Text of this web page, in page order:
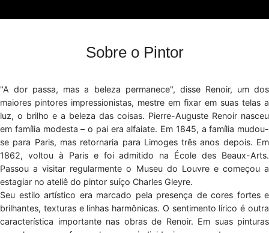
Sobre o Pintor
"A dor passa, mas a beleza permanece", disse Renoir, um dos
maiores pintores impressionistas, mestre em fixar em suas telas a
luz, o brilho e a beleza das coisas. Pierre-Auguste Renoir nasceu
em família modesta – o pai era alfaiate. Em 1845, a família mudou-
se para Paris, mas retornaria para Limoges três anos depois. Em
1862, voltou à Paris e foi admitido na École des Beaux-Arts.
Passou a visitar regularmente o Museu do Louvre e começou a
estagiar no ateliê do pintor suíço Charles Gleyre.
Seu estilo artístico era marcado pela presença de cores fortes e
brilhantes, texturas e linhas harmônicas. O sentimento lírico é outra
característica importante nas obras de Renoir. Em suas pinturas